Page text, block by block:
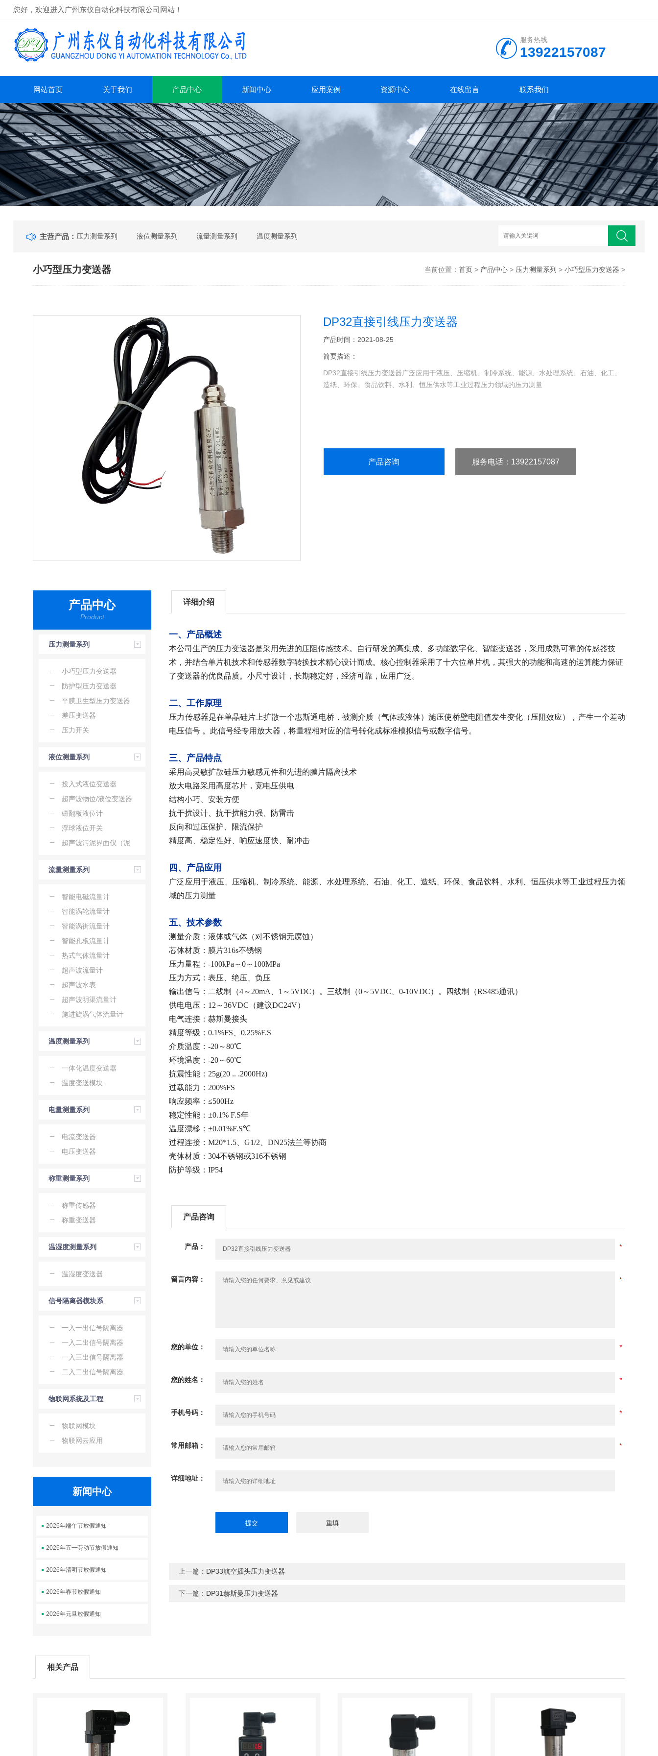
您好，欢迎进入广州东仪自动化科技有限公司网站！
服务热线
13922157087
网站首页 关于我们 产品中心 新闻中心 应用案例 资源中心 在线留言 联系我们
主营产品： 压力测量系列 液位测量系列 流量测量系列 温度测量系列
小巧型压力变送器 当前位置： 首页> 产品中心> 压力测量系列 > 小巧型压力变送器 >
DP32直接引线压力变送器
产品时间：2021-08-25
简要描述：
DP32直接引线压力变送器广泛应用于液压、压缩机、制冷系统、能源、水处理系统、石油、化工、
造纸、环保、食品饮料、水利、恒压供水等工业过程压力领域的压力测量
产品咨询 服务电话：13922157087
产品中心
Product
压力测量系列
小巧型压力变送器
防护型压力变送器
平膜卫生型压力变送器
差压变送器
压力开关
液位测量系列
投入式液位变送器
超声波物位/液位变送器
磁翻板液位计
浮球液位开关
超声波污泥界面仪（泥
流量测量系列
智能电磁流量计
智能涡轮流量计
智能涡街流量计
智能孔板流量计
热式气体流量计
超声波流量计
超声波水表
超声波明渠流量计
施进旋涡气体流量计
温度测量系列
一体化温度变送器
温度变送模块
电量测量系列
电流变送器
电压变送器
称重测量系列
称重传感器
称重变送器
温湿度测量系列
温湿度变送器
信号隔离器模块系
一入一出信号隔离器
一入二出信号隔离器
一入三出信号隔离器
二入二出信号隔离器
物联网系统及工程
物联网模块
物联网云应用
新闻中心
2026年端午节放假通知
2026年五一劳动节放假通知
2026年清明节放假通知
2026年春节放假通知
2026年元旦放假通知
详细介绍
一、产品概述
本公司生产的压力变送器是采用先进的压阻传感技术。自行研发的高集成、多功能数字化、智能变送器，采用成熟可靠的传感器技
术，并结合单片机技术和传感器数字转换技术精心设计而成。核心控制器采用了十六位单片机，其强大的功能和高速的运算能力保证
了变送器的优良品质。小尺寸设计 ，长期稳定好，经济可靠，应用广泛。
二、工作原理
压力传感器是在单晶硅片上扩散一个惠斯通电桥，被测介质（气体或液体）施压使桥壁电阻值发生变化（压阻效应），产生一个差动
电压信号 。此信号经专用放大器，将量程相对应的信号转化成标准模拟信号或数字信号。
三、产品特点
采用高灵敏扩散硅压力敏感元件和先进的膜片隔离技术
放大电路采用高度芯片，宽电压供电
结构小巧、安装方便
抗干扰设计、抗干扰能力强、防雷击
反向和过压保护、限流保护
精度高、稳定性好、响应速度快、耐冲击
四、产品应用
广泛应用于液压、压缩机、制冷系统、能源、水处理系统、石油、化工、造纸、环保、食品饮料、水利、恒压供水等工业过程压力领
域的压力测量
五、技术参数
测量介质：液体或气体（对不锈钢无腐蚀）
芯体材质：膜片316s不锈钢
压力量程：-100kPa～0～100MPa
压力方式：表压、绝压、负压
输出信号：二线制（4～20mA、1～5VDC）。三线制（0～5VDC、0-10VDC）。四线制（RS485通讯）
供电电压：12～36VDC（建议DC24V）
电气连接：赫斯曼接头
精度等级：0.1%FS、0.25%F.S
介质温度：-20～80℃
环境温度：-20～60℃
抗震性能：25g(20 .. .2000Hz)
过载能力：200%FS
响应频率：≤500Hz
稳定性能：±0.1% F.S年
温度漂移：±0.01%F.S℃
过程连接：M20*1.5、G1/2、DN25法兰等协商
壳体材质：304不锈钢或316不锈钢
防护等级：IP54
产品咨询
产品：
留言内容：
您的单位：
您的姓名：
手机号码：
常用邮箱：
详细地址：
上一篇： DP33航空插头压力变送器
下一篇： DP31赫斯曼压力变送器
相关产品